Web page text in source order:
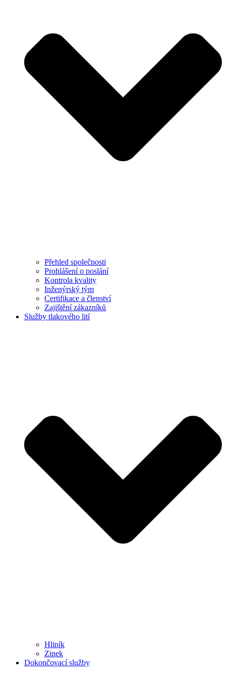
Přehled společnosti
Prohlášení o poslání
Kontrola kvality
Inženýrský tým
Certifikace a členství
Zajištění zákazníků
Služby tlakového lití
Hliník
Zinek
Dokončovací služby